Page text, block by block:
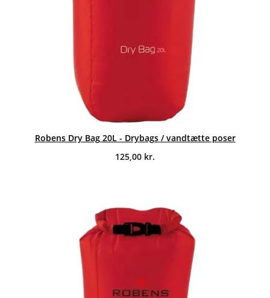
Robens Dry Bag 20L - Drybags / vandtætte poser
125,00 kr.